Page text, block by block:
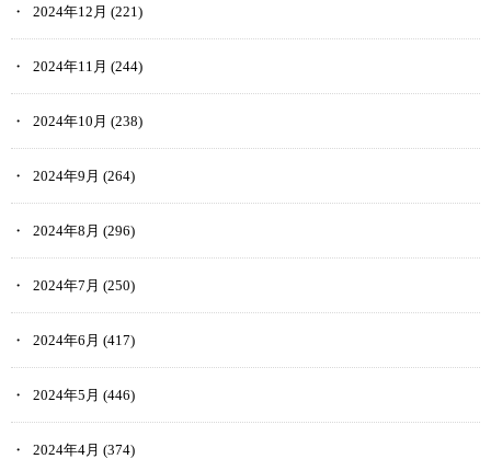
2024年12月 (221)
2024年11月 (244)
2024年10月 (238)
2024年9月 (264)
2024年8月 (296)
2024年7月 (250)
2024年6月 (417)
2024年5月 (446)
2024年4月 (374)